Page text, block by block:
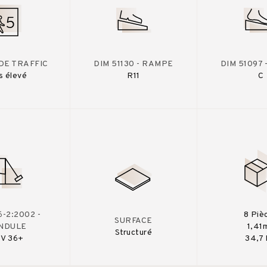
TRAFFIC
élevé
DIM 51130 - RAMPE
R11
DIM 51097
C
2:2002 -
36+
SURFACE
Structuré
8
34,7